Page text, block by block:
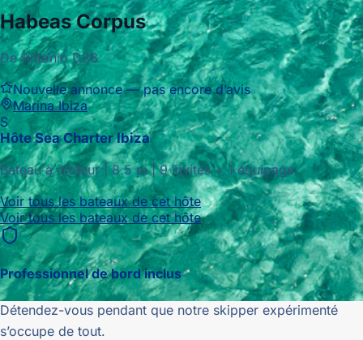
Habeas Corpus
De Antonio D28
Nouvelle annonce — pas encore d’avis
Marina Ibiza
S
Hôte Sea Charter Ibiza
Bateau à moteur|8.5m |9 invités + 1 équipage
Voir tous les bateaux de cet hôte
Voir tous les bateaux de cet hôte
Professionnel de bord inclus
Détendez-vous pendant que notre skipper expérimenté
s’occupe de tout.